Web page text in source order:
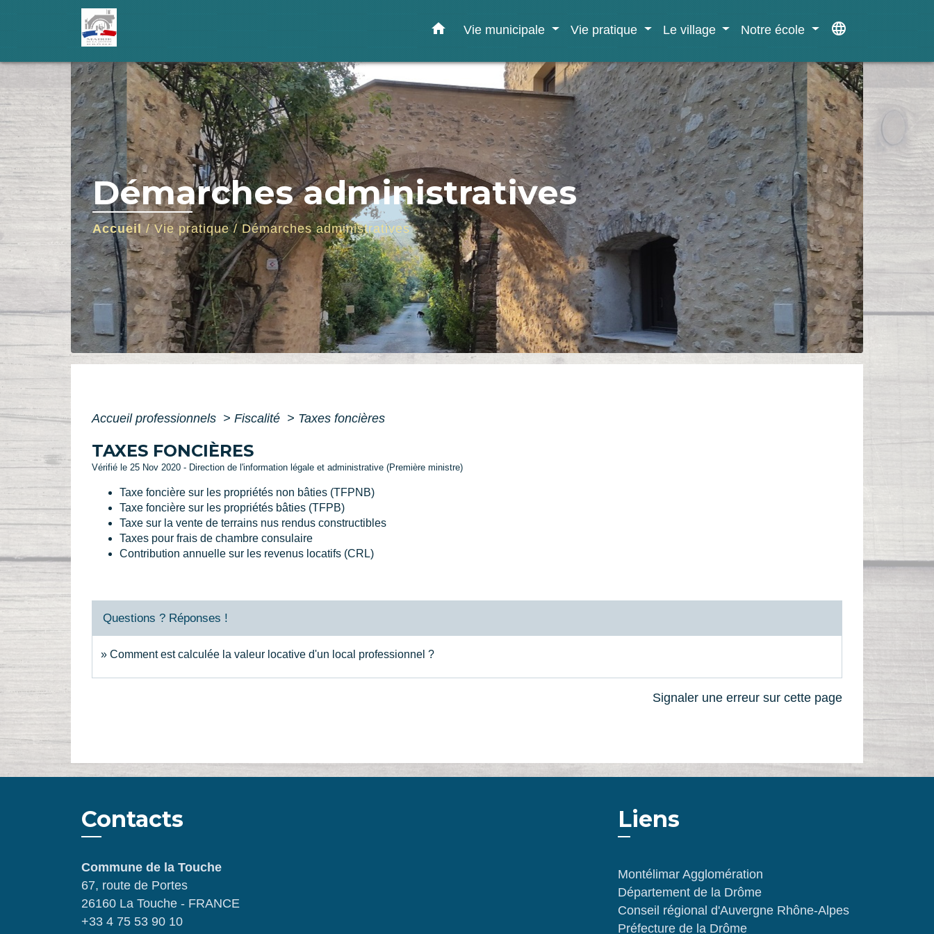
home Vie municipale Vie pratique Le village Notre école language
Démarches administratives
Accueil/Vie pratique/Démarches administratives
Accueil professionnels > Fiscalité > Taxes foncières
TAXES FONCIÈRES
Vérifié le 25 Nov 2020 - Direction de l'information légale et administrative (Première ministre)
Taxe foncière sur les propriétés non bâties (TFPNB)
Taxe foncière sur les propriétés bâties (TFPB)
Taxe sur la vente de terrains nus rendus constructibles
Taxes pour frais de chambre consulaire
Contribution annuelle sur les revenus locatifs (CRL)
Questions ? Réponses !
Comment est calculée la valeur locative d'un local professionnel ?
Signaler une erreur sur cette page
Contacts
Commune de la Touche
67, route de Portes
26160 La Touche - FRANCE
+33 4 75 53 90 10
Liens
Montélimar Agglomération
Département de la Drôme
Conseil régional d'Auvergne Rhône-Alpes
Préfecture de la Drôme